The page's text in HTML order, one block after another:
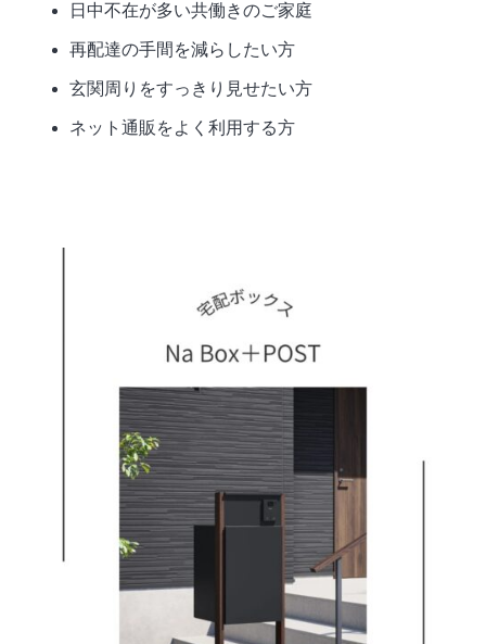
日中不在が多い共働きのご家庭
再配達の手間を減らしたい方
玄関周りをすっきり見せたい方
ネット通販をよく利用する方